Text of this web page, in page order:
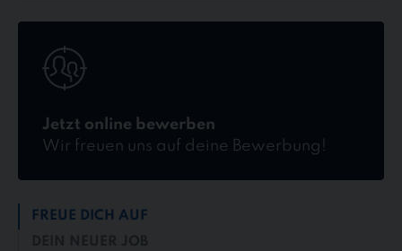
Jetzt online bewerben
Wir freuen uns auf deine Bewerbung!
online
bewerben
FREUE DICH AUF